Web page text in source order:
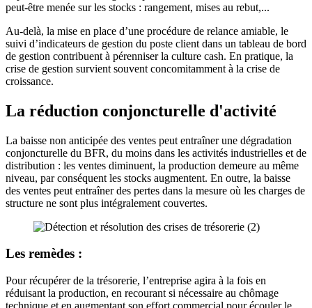
peut-être menée sur les stocks : rangement, mises au rebut,...
Au-delà, la mise en place d’une procédure de relance amiable, le
suivi d’indicateurs de gestion du poste client dans un tableau de bord
de gestion contribuent à pérenniser la culture cash. En pratique, la
crise de gestion survient souvent concomitamment à la crise de
croissance.
La réduction conjoncturelle d'activité
La baisse non anticipée des ventes peut entraîner une dégradation
conjoncturelle du BFR, du moins dans les activités industrielles et de
distribution : les ventes diminuent, la production demeure au même
niveau, par conséquent les stocks augmentent. En outre, la baisse
des ventes peut entraîner des pertes dans la mesure où les charges de
structure ne sont plus intégralement couvertes.
Les remèdes :
Pour récupérer de la trésorerie, l’entreprise agira à la fois en
réduisant la production, en recourant si nécessaire au chômage